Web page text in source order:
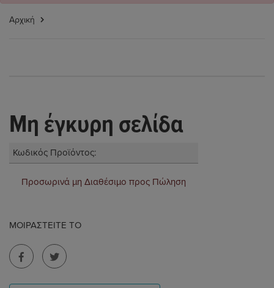
Αρχική
Μη έγκυρη σελίδα
Κωδικός Προϊόντος:
Προσωρινά μη Διαθέσιμο προς Πώληση
ΜΟΙΡΑΣΤΕΊΤΕ ΤΟ